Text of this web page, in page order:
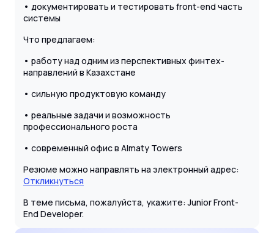
• документировать и тестировать front-end часть
системы
Что предлагаем:
• работу над одним из перспективных финтех-
направлений в Казахстане
• сильную продуктовую команду
• реальные задачи и возможность
профессионального роста
• современный офис в Almaty Towers
Резюме можно направлять на электронный адрес:
Откликнуться
В теме письма, пожалуйста, укажите: Junior Front-
End Developer.